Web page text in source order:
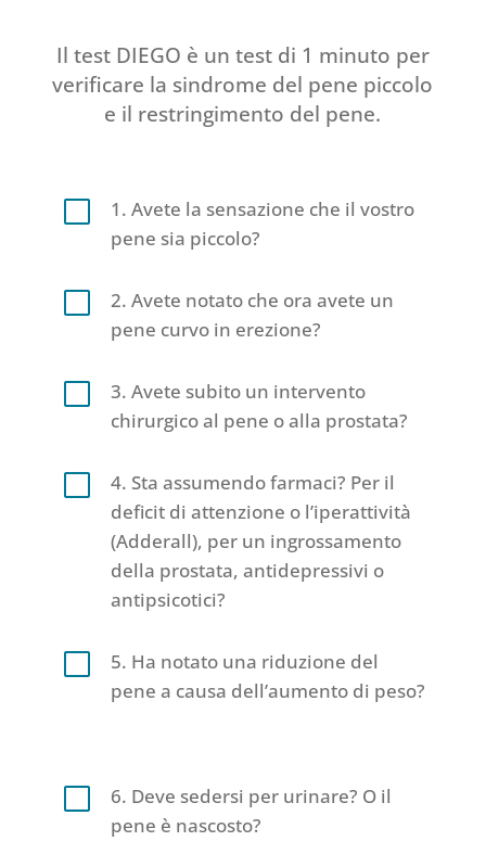
Il test DIEGO è un test di 1 minuto per
verificare la sindrome del pene piccolo
e il restringimento del pene.
V
1. Avete la sensazione che il vostro
pene sia piccolo?
V
2. Avete notato che ora avete un
pene curvo in erezione?
V
3. Avete subito un intervento
chirurgico al pene o alla prostata?
V
4. Sta assumendo farmaci? Per il
deficit di attenzione o l’iperattività
(Adderall), per un ingrossamento
della prostata, antidepressivi o
antipsicotici?
V
5. Ha notato una riduzione del
pene a causa dell’aumento di peso?
V
6. Deve sedersi per urinare? O il
pene è nascosto?